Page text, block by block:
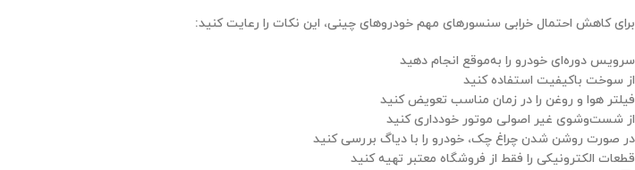
برای کاهش احتمال خرابی سنسورهای مهم خودروهای چینی، این نکات را رعایت کنید:
سرویس دوره‌ای خودرو را به‌موقع انجام دهید
از سوخت باکیفیت استفاده کنید
فیلتر هوا و روغن را در زمان مناسب تعویض کنید
از شست‌وشوی غیر اصولی موتور خودداری کنید
در صورت روشن شدن چراغ چک، خودرو را با دیاگ بررسی کنید
قطعات الکترونیکی را فقط از فروشگاه معتبر تهیه کنید